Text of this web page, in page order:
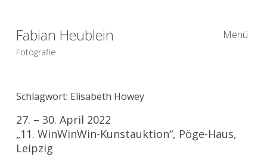
Fabian Heublein
Fotografie
Menü
Schlagwort: Elisabeth Howey
27. – 30. April 2022
„11. WinWinWin-Kunstauktion“, Pöge-Haus,
Leipzig